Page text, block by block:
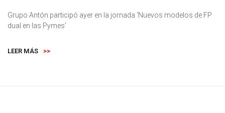
Grupo Antón participó ayer en la jornada ‘Nuevos modelos de FP
dual en las Pymes’
LEER MÁS >>